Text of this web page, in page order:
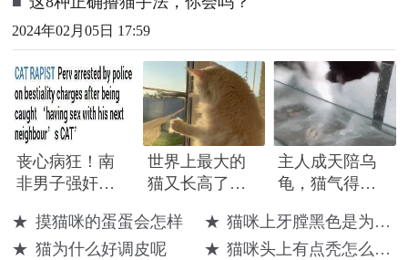
2024年02月05日 17:59
丧心病狂！南
非男子强奸邻
世界上最大的
猫又长高了，
主人成天陪乌
龟，猫气得用
秒后，喵：龟
哥，你先松嘴
★ 摸猫咪的蛋蛋会怎样 ★ 猫咪上牙膛黑色是为什么呢
★ 猫为什么好调皮呢 ★ 猫咪头上有点秃怎么回事